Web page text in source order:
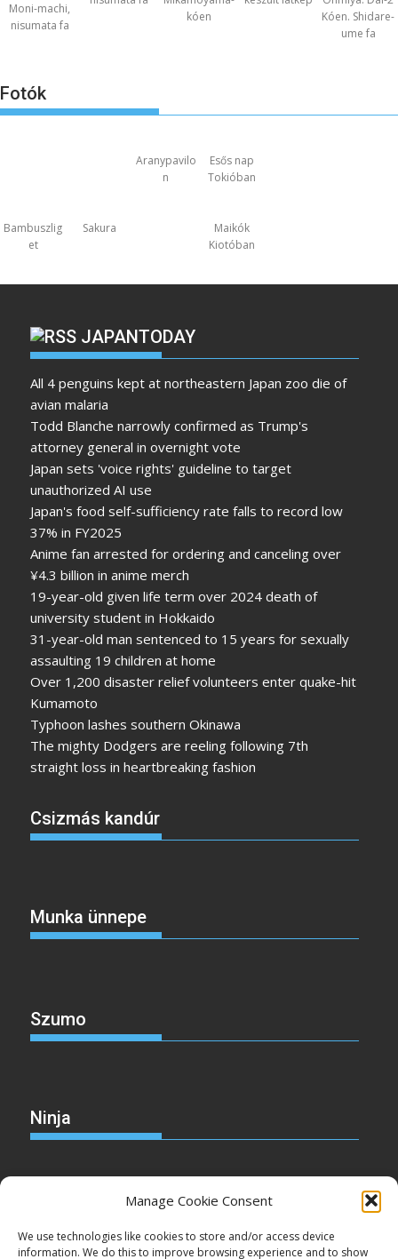
Manage Cookie Consent
We use technologies like cookies to store and/or access device
information. We do this to improve browsing experience and to show
Moni-machi,
nisumata fa
kóen
Kóen. Shidare-
ume fa
Fotók
Aranypavilo
n
Esős nap
Tokióban
Bambuszlig
et
Sakura
Maikók
Kiotóban
JAPANTODAY
All 4 penguins kept at northeastern Japan zoo die of
avian malaria
Todd Blanche narrowly confirmed as Trump's
attorney general in overnight vote
Japan sets 'voice rights' guideline to target
unauthorized AI use
Japan's food self-sufficiency rate falls to record low
37% in FY2025
Anime fan arrested for ordering and canceling over
¥4.3 billion in anime merch
19-year-old given life term over 2024 death of
university student in Hokkaido
31-year-old man sentenced to 15 years for sexually
assaulting 19 children at home
Over 1,200 disaster relief volunteers enter quake-hit
Kumamoto
Typhoon lashes southern Okinawa
The mighty Dodgers are reeling following 7th
straight loss in heartbreaking fashion
Csizmás kandúr
Munka ünnepe
Szumo
Ninja